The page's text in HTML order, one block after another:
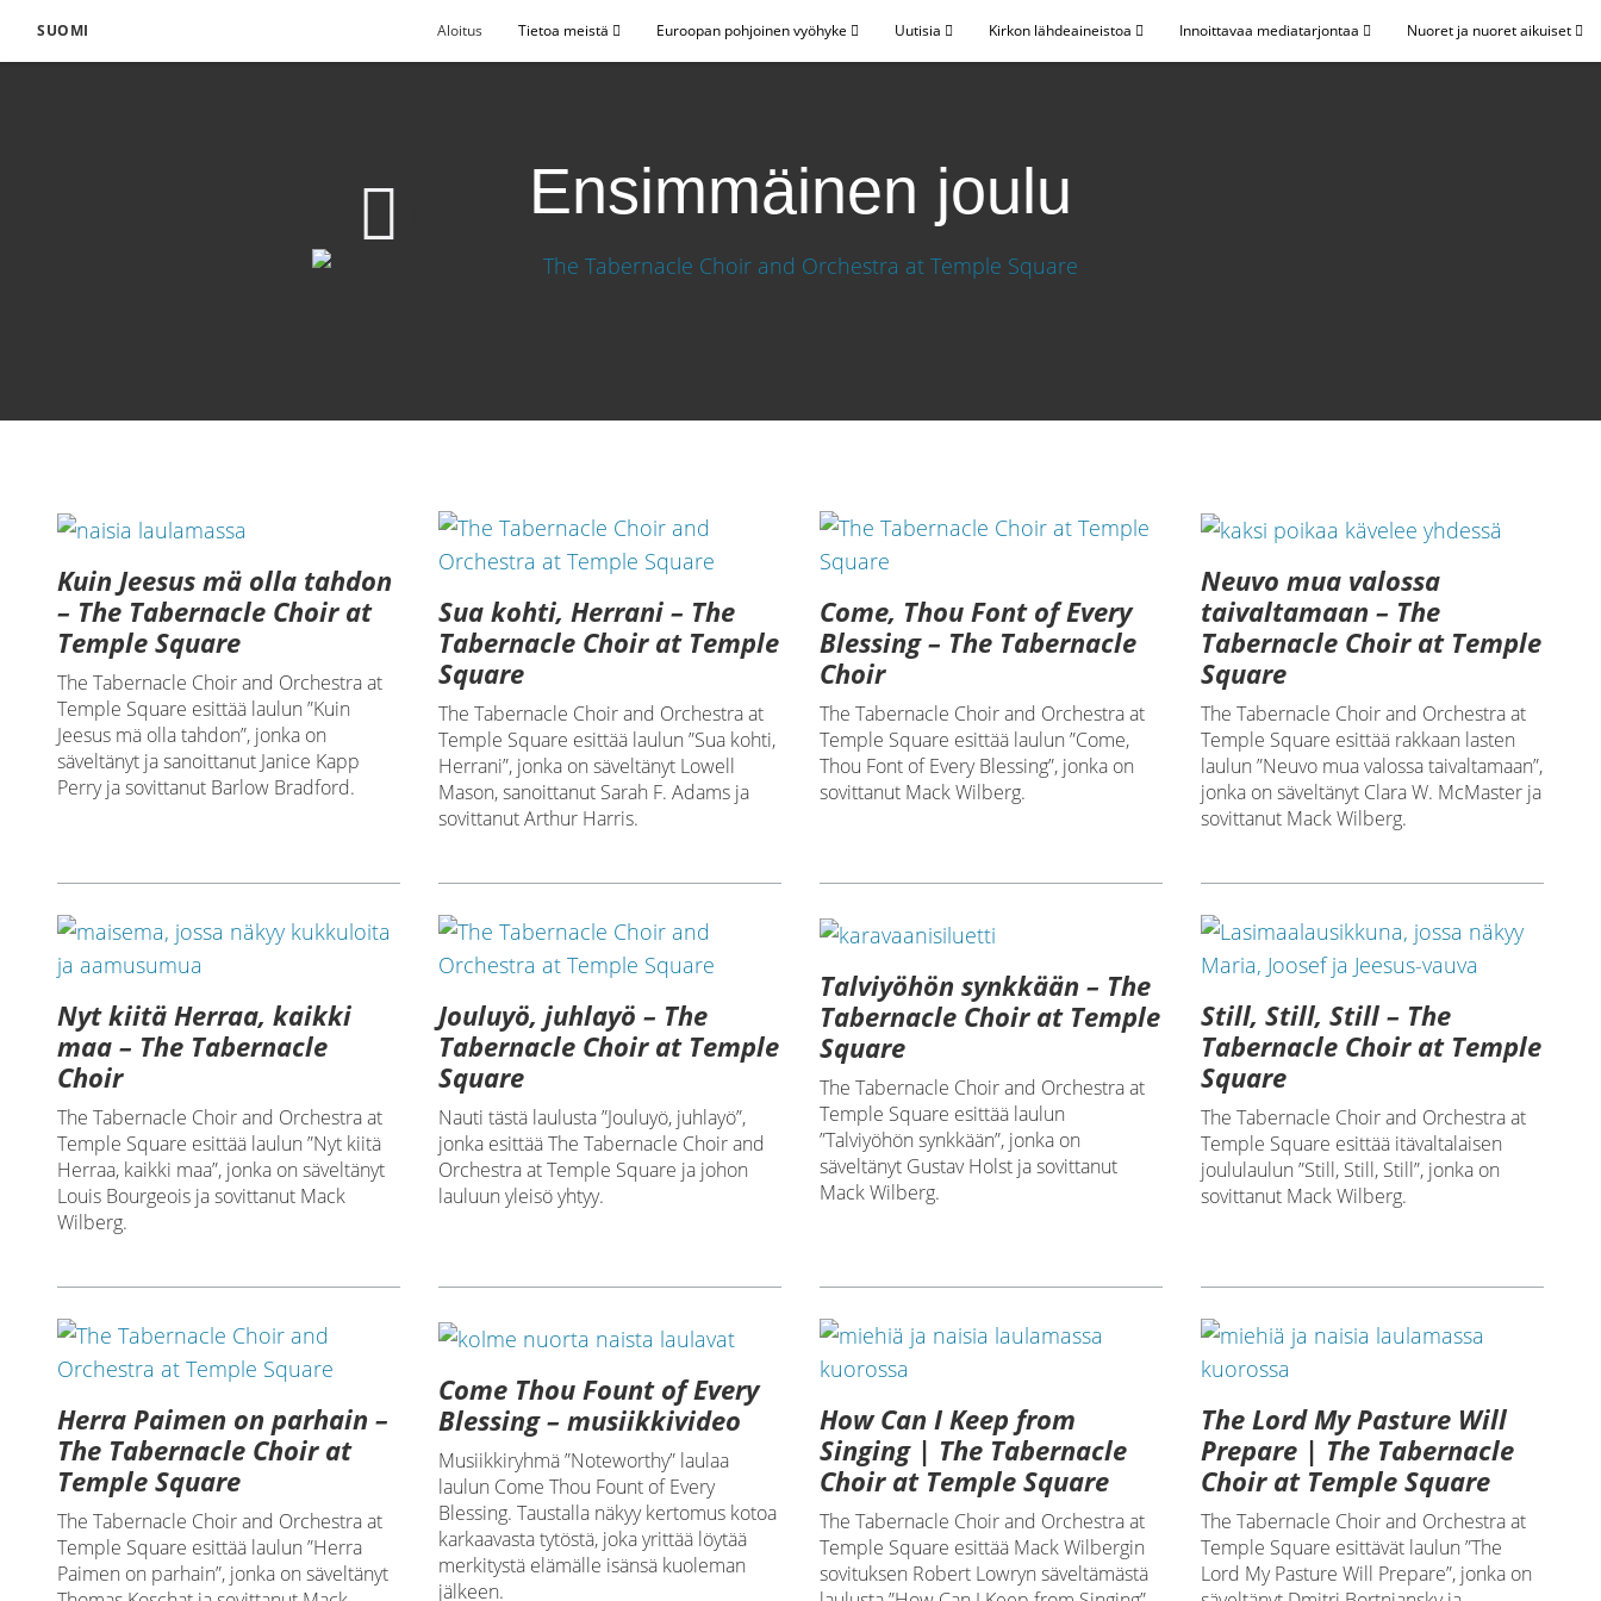
SUOMI Aloitus Tietoa meistä Euroopan pohjoinen vyöhyke Uutisia Kirkon lähdeaineistoa Innoittavaa mediatarjontaa Nuoret ja nuoret aikuiset
Ensimmäinen joulu
Kuin Jeesus mä olla tahdon
– The Tabernacle Choir at
Temple Square
The Tabernacle Choir and Orchestra at
Temple Square esittää laulun ”Kuin
Jeesus mä olla tahdon”, jonka on
säveltänyt ja sanoittanut Janice Kapp
Perry ja sovittanut Barlow Bradford.
Sua kohti, Herrani – The
Tabernacle Choir at Temple
Square
The Tabernacle Choir and Orchestra at
Temple Square esittää laulun ”Sua kohti,
Herrani”, jonka on säveltänyt Lowell
Mason, sanoittanut Sarah F. Adams ja
sovittanut Arthur Harris.
Come, Thou Font of Every
Blessing – The Tabernacle
Choir
The Tabernacle Choir and Orchestra at
Temple Square esittää laulun ”Come,
Thou Font of Every Blessing”, jonka on
sovittanut Mack Wilberg.
Neuvo mua valossa
taivaltamaan – The
Tabernacle Choir at Temple
Square
The Tabernacle Choir and Orchestra at
Temple Square esittää rakkaan lasten
laulun ”Neuvo mua valossa taivaltamaan”,
jonka on säveltänyt Clara W. McMaster ja
sovittanut Mack Wilberg.
Nyt kiitä Herraa, kaikki
maa – The Tabernacle
Choir
The Tabernacle Choir and Orchestra at
Temple Square esittää laulun ”Nyt kiitä
Herraa, kaikki maa”, jonka on säveltänyt
Louis Bourgeois ja sovittanut Mack
Wilberg.
Jouluyö, juhlayö – The
Tabernacle Choir at Temple
Square
Nauti tästä laulusta ”Jouluyö, juhlayö”,
jonka esittää The Tabernacle Choir and
Orchestra at Temple Square ja johon
lauluun yleisö yhtyy.
Talviyöhön synkkään – The
Tabernacle Choir at Temple
Square
The Tabernacle Choir and Orchestra at
Temple Square esittää laulun
”Talviyöhön synkkään”, jonka on
säveltänyt Gustav Holst ja sovittanut
Mack Wilberg.
Still, Still, Still – The
Tabernacle Choir at Temple
Square
The Tabernacle Choir and Orchestra at
Temple Square esittää itävaltalaisen
joululaulun ”Still, Still, Still”, jonka on
sovittanut Mack Wilberg.
Herra Paimen on parhain –
The Tabernacle Choir at
Temple Square
The Tabernacle Choir and Orchestra at
Temple Square esittää laulun ”Herra
Paimen on parhain”, jonka on säveltänyt
Come Thou Fount of Every
Blessing – musiikkivideo
Musiikkiryhmä ”Noteworthy” laulaa
laulun Come Thou Fount of Every
Blessing. Taustalla näkyy kertomus kotoa
karkaavasta tytöstä, joka yrittää löytää
merkitystä elämälle isänsä kuoleman
jälkeen.
How Can I Keep from
Singing | The Tabernacle
Choir at Temple Square
The Tabernacle Choir and Orchestra at
Temple Square esittää Mack Wilbergin
sovituksen Robert Lowryn säveltämästä
The Lord My Pasture Will
Prepare | The Tabernacle
Choir at Temple Square
The Tabernacle Choir and Orchestra at
Temple Square esittävät laulun ”The
Lord My Pasture Will Prepare”, jonka on